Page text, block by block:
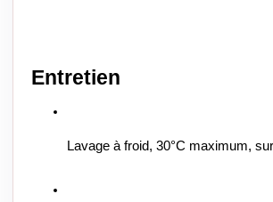
Entretien
Lavage à froid, 30°C maximum,